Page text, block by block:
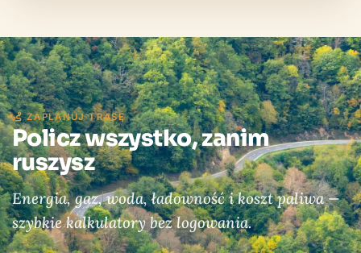
ZAPLANUJ TRASĘ
Policz wszystko, zanim
ruszysz
Energia, gaz, woda, ładowność i koszt paliwa —
szybkie kalkulatory bez logowania.